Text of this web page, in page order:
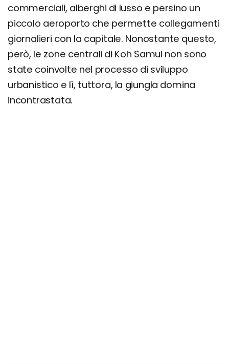
commerciali, alberghi di lusso e persino un
piccolo aeroporto che permette collegamenti
giornalieri con la capitale. Nonostante questo,
però, le zone centrali di Koh Samui non sono
state coinvolte nel processo di sviluppo
urbanistico e lì, tuttora, la giungla domina
incontrastata.